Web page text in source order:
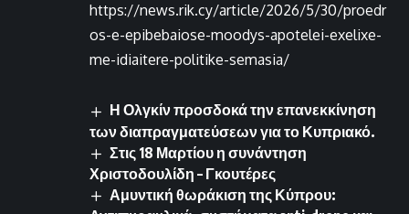
https://news.rik.cy/article/2026/5/30/proedr
os-e-epibebaiose-moodys-apotelei-exelixe-
me-idiaitere-politike-semasia/
Η Ολγκίν προσδοκά την επανεκκίνηση
των διαπραγματεύσεων για το Κυπριακό.
Στις 18 Μαρτίου η συνάντηση
Χριστοδουλίδη – Γκουτέρες
Αμυντική θωράκιση της Κύπρου: